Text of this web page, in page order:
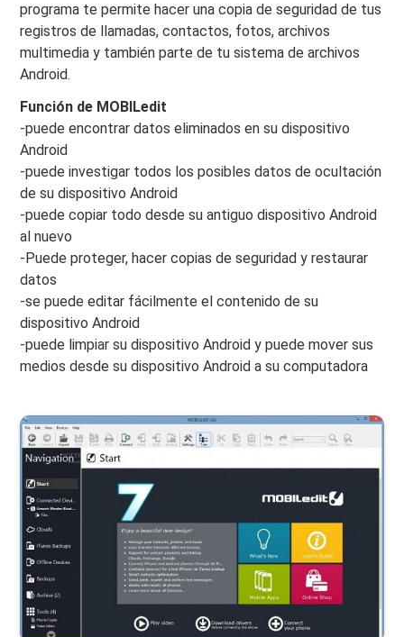
programa te permite hacer una copia de seguridad de tus
registros de llamadas, contactos, fotos, archivos
multimedia y también parte de tu sistema de archivos
Android.
Función de MOBILedit
-puede encontrar datos eliminados en su dispositivo
Android
-puede investigar todos los posibles datos de ocultación
de su dispositivo Android
-puede copiar todo desde su antiguo dispositivo Android
al nuevo
-Puede proteger, hacer copias de seguridad y restaurar
datos
-se puede editar fácilmente el contenido de su
dispositivo Android
-puede limpiar su dispositivo Android y puede mover sus
medios desde su dispositivo Android a su computadora